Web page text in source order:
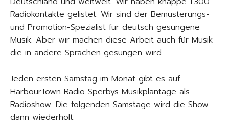
Radiokontakte gelistet. Wir sind der Bemusterungs-
und Promotion-Spezialist für deutsch gesungene
Musik. Aber wir machen diese Arbeit auch für Musik
die in andere Sprachen gesungen wird.
Jeden ersten Samstag im Monat gibt es auf
HarbourTown Radio Sperbys Musikplantage als
Radioshow. Die folgenden Samstage wird die Show
dann wiederholt.